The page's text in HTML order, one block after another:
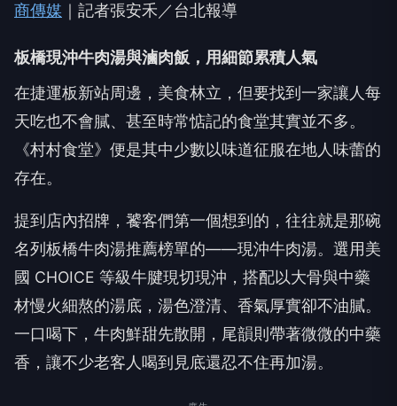
商傳媒 ｜記者張安禾／台北報導
板橋現沖牛肉湯與滷肉飯，用細節累積人氣
在捷運板新站周邊，美食林立，但要找到一家讓人每
天吃也不會膩、甚至時常惦記的食堂其實並不多。
《村村食堂》便是其中少數以味道征服在地人味蕾的
存在。
提到店內招牌，饕客們第一個想到的，往往就是那碗
名列板橋牛肉湯推薦榜單的——現沖牛肉湯。選用美
國 CHOICE 等級牛腱現切現沖，搭配以大骨與中藥
材慢火細熬的湯底，湯色澄清、香氣厚實卻不油膩。
一口喝下，牛肉鮮甜先散開，尾韻則帶著微微的中藥
香，讓不少老客人喝到見底還忍不住再加湯。